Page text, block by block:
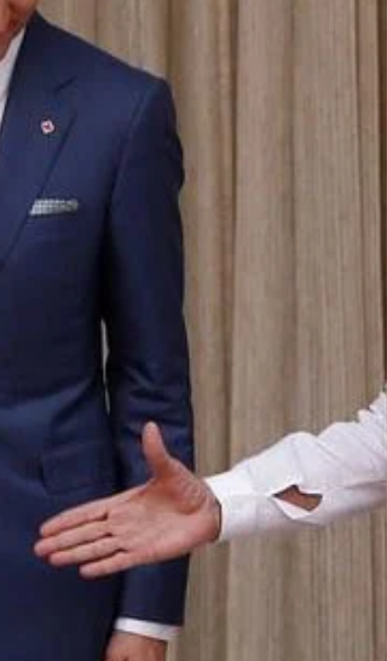
dos seus artigos, e dentre elas merece
destaque a EMP russa...